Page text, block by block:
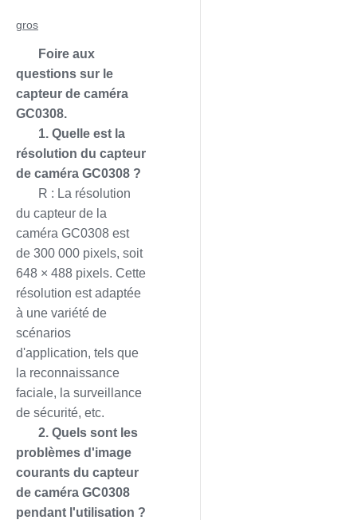
gros
Foire aux
questions sur le
capteur de caméra
GC0308.
1. Quelle est la
résolution du capteur
de caméra GC0308 ?
R : La résolution
du capteur de la
caméra GC0308 est
de 300 000 pixels, soit
648 × 488 pixels. Cette
résolution est adaptée
à une variété de
scénarios
d'application, tels que
la reconnaissance
faciale, la surveillance
de sécurité, etc.
2. Quels sont les
problèmes d'image
courants du capteur
de caméra GC0308
pendant l'utilisation ?